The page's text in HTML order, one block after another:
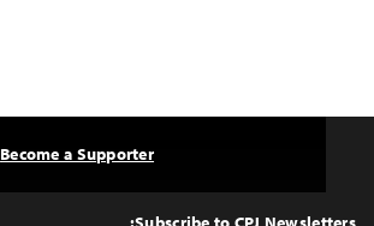
Top
Become a Supporter